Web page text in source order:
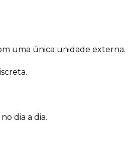
uma única unidade externa.
no dia a dia.